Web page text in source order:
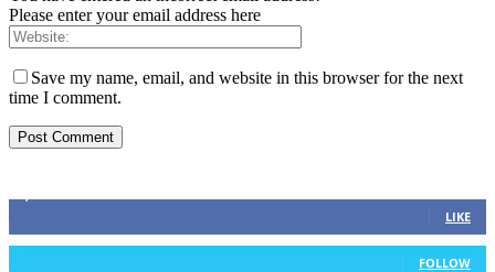
Please enter your email address here
Save my name, email, and website in this browser for the next
time I comment.
LIKE
0 Followers
FOLLOW